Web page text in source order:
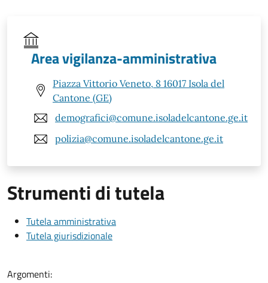
Area vigilanza-amministrativa
Piazza Vittorio Veneto, 8 16017 Isola del
Cantone (GE)
demografici@comune.isoladelcantone.ge.it
polizia@comune.isoladelcantone.ge.it
Strumenti di tutela
Tutela amministrativa
Tutela giurisdizionale
Argomenti: